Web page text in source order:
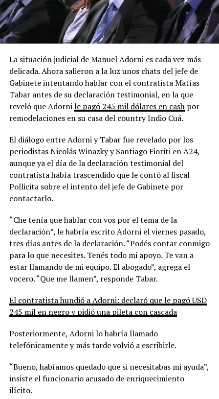
La situación judicial de Manuel Adorni es cada vez más
delicada. Ahora salieron a la luz unos chats del jefe de
Gabinete intentando hablar con el contratista Matías
Tabar antes de su declaración testimonial, en la que
reveló que Adornile pagó 245 mil dólares en cashpor
remodelaciones en su casa del country Indio Cuá.
El diálogo entre Adorni y Tabar fue revelado por los
periodistas Nicolás Wiñazky y Santiago Fioriti en A24,
aunque ya el día de la declaración testimonial del
contratista había trascendido que le contó al fiscal
Pollicita sobre el intento del jefe de Gabinete por
contactarlo.
“Che tenía que hablar con vos por el tema de la
declaración”, le habría escrito Adorni el viernes pasado,
tres días antes de la declaración. “Podés contar conmigo
para lo que necesites. Tenés todo mi apoyo. Te van a
estar llamando de mi equipo. El abogado”, agrega el
vocero. “Que me llamen”, responde Tabar.
El contratista hundió a Adorni: declaró que le pagó USD
245 mil en negro y pidió una pileta con cascada
Posteriormente, Adorni lo habría llamado
telefónicamente y más tarde volvió a escribirle.
“Bueno, habíamos quedado que si necesitabas mi ayuda”,
insiste el funcionario acusado de enriquecimiento
ilícito.